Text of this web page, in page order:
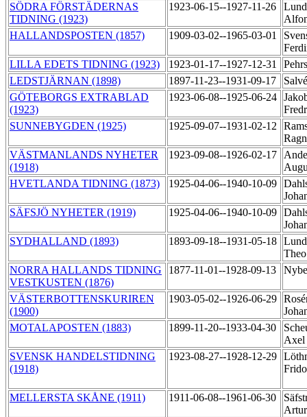
SÖDRA FÖRSTÄDERNAS
TIDNING (1923)
1923-06-15--1927-11-26
HALLANDSPOSTEN (1857)
1909-03-02--1965-03-01
LILLA EDETS TIDNING (1923)
1923-01-17--1927-12-31
LEDSTJÄRNAN (1898)
1897-11-23--1931-09-17
GÖTEBORGS EXTRABLAD
(1923)
1923-06-08--1925-06-24
SUNNEBYGDEN (1925)
1925-09-07--1931-02-12
VÄSTMANLANDS NYHETER
(1918)
1923-09-08--1926-02-17
HVETLANDA TIDNING (1873)
1925-04-06--1940-10-09
SÄFSJÖ NYHETER (1919)
1925-04-06--1940-10-09
SYDHALLAND (1893)
1893-09-18--1931-05-18
NORRA HALLANDS TIDNING
VESTKUSTEN (1876)
1877-11-01--1928-09-13
VÄSTERBOTTENSKURIREN
(1900)
1903-05-02--1926-06-29
MOTALAPOSTEN (1883)
1899-11-20--1933-04-30
Axel
SVENSK HANDELSTIDNING
(1918)
1923-08-27--1928-12-29
MELLERSTA SKÅNE (1911) 1911-06-08--1961-06-30